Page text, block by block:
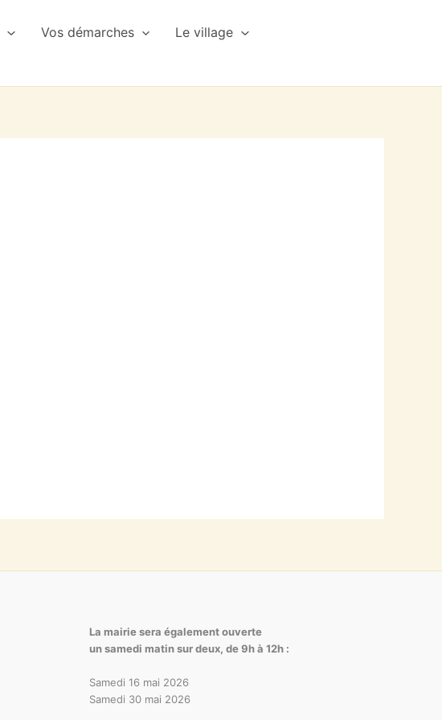
Vos démarches
Le village
La mairie sera également ouverte
un samedi matin sur deux, de 9h à 12h :
Samedi 16 mai 2026
Samedi 30 mai 2026